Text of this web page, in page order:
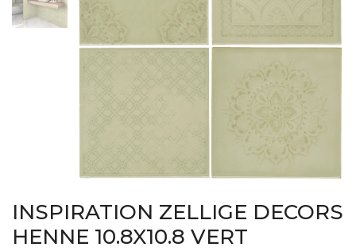
INSPIRATION ZELLIGE DECORS
HENNE 10.8X10.8 VERT